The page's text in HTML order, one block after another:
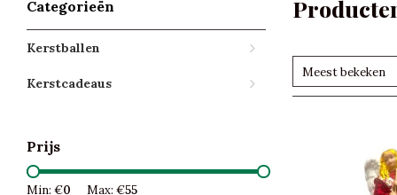
Categorieën
Kerstballen
Kerstcadeaus
Prijs
Min: €0 Max: €55
Meest bekeken